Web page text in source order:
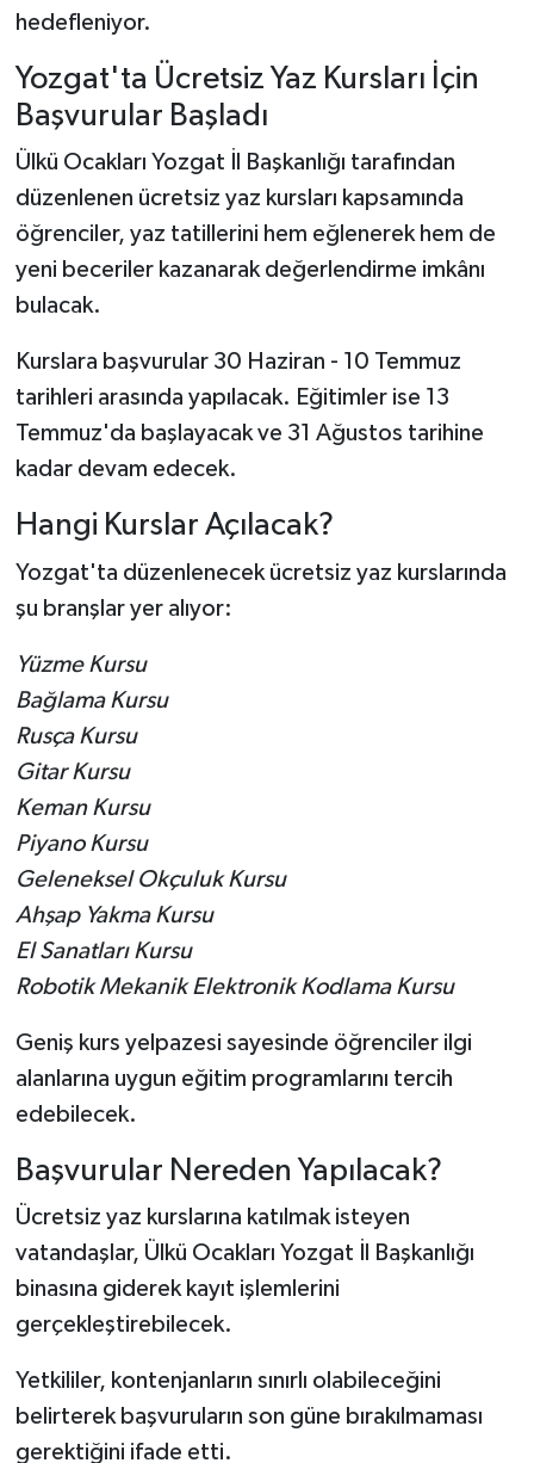
hedefleniyor.
Yozgat'ta Ücretsiz Yaz Kursları İçin
Başvurular Başladı
Ülkü Ocakları Yozgat İl Başkanlığı tarafından
düzenlenen ücretsiz yaz kursları kapsamında
öğrenciler, yaz tatillerini hem eğlenerek hem de
yeni beceriler kazanarak değerlendirme imkânı
bulacak.
Kurslara başvurular 30 Haziran - 10 Temmuz
tarihleri arasında yapılacak. Eğitimler ise 13
Temmuz'da başlayacak ve 31 Ağustos tarihine
kadar devam edecek.
Hangi Kurslar Açılacak?
Yozgat'ta düzenlenecek ücretsiz yaz kurslarında
şu branşlar yer alıyor:
Yüzme Kursu
Bağlama Kursu
Rusça Kursu
Gitar Kursu
Keman Kursu
Piyano Kursu
Geleneksel Okçuluk Kursu
Ahşap Yakma Kursu
El Sanatları Kursu
Robotik Mekanik Elektronik Kodlama Kursu
Geniş kurs yelpazesi sayesinde öğrenciler ilgi
alanlarına uygun eğitim programlarını tercih
edebilecek.
Başvurular Nereden Yapılacak?
Ücretsiz yaz kurslarına katılmak isteyen
vatandaşlar, Ülkü Ocakları Yozgat İl Başkanlığı
binasına giderek kayıt işlemlerini
gerçekleştirebilecek.
Yetkililer, kontenjanların sınırlı olabileceğini
belirterek başvuruların son güne bırakılmaması
gerektiğini ifade etti.